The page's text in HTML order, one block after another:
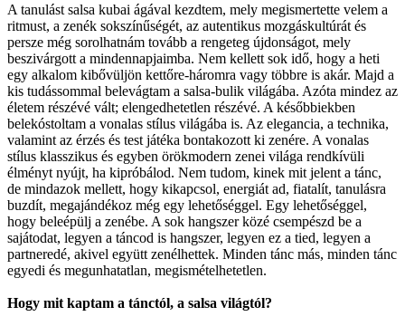
A tanulást salsa kubai ágával kezdtem, mely megismertette velem a
ritmust, a zenék sokszínűségét, az autentikus mozgáskultúrát és
persze még sorolhatnám tovább a rengeteg újdonságot, mely
beszivárgott a mindennapjaimba. Nem kellett sok idő, hogy a heti
egy alkalom kibővüljön kettőre-háromra vagy többre is akár. Majd a
kis tudássommal belevágtam a salsa-bulik világába. Azóta mindez az
életem részévé vált; elengedhetetlen részévé. A későbbiekben
belekóstoltam a vonalas stílus világába is. Az elegancia, a technika,
valamint az érzés és test játéka bontakozott ki zenére. A vonalas
stílus klasszikus és egyben örökmodern zenei világa rendkívüli
élményt nyújt, ha kipróbálod. Nem tudom, kinek mit jelent a tánc,
de mindazok mellett, hogy kikapcsol, energiát ad, fiatalít, tanulásra
buzdít, megajándékoz még egy lehetőséggel. Egy lehetőséggel,
hogy beleépülj a zenébe. A sok hangszer közé csempészd be a
sajátodat, legyen a táncod is hangszer, legyen ez a tied, legyen a
partneredé, akivel együtt zenélhettek. Minden tánc más, minden tánc
egyedi és megunhatatlan, megismételhetetlen.
Hogy mit kaptam a tánctól, a salsa világtól?